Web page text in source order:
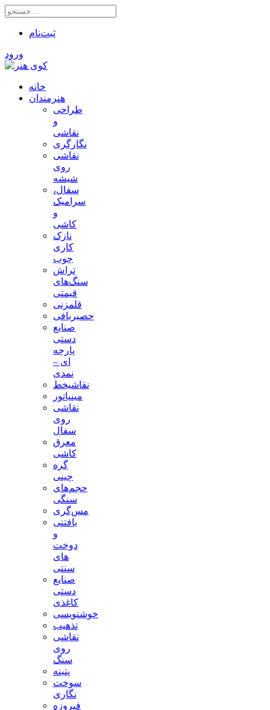
ثبت‌نام
ورود
خانه
هنرمندان
طراحی
و
نقاشی
نگارگری
نقاشی
روی
شیشه
سفال،
سرامیک
و
کاشی
نازک
کاری
چوب
تراش
سنگ‌های
قیمتی
قلمزنی
حصیربافی
صنایع
دستی
پارچه
ای –
نمدی
نقاشیخط
مینیاتور
نقاشی
روی
سفال
معرق
کاشی
گره
چینی
حجم‌های
سنگی
مس‌گری
بافتنی‌
و
دوخت
های
سنتی
صنایع
دستی
کاغذی
خوشنویسی
تذهیب
نقاشی
روی
سنگ
پتینه
سوخت
نگاری
فیروزه